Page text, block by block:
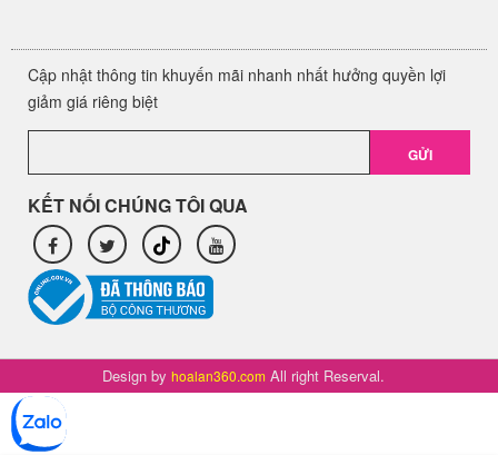
Cập nhật thông tin khuyến mãi nhanh nhất hưởng quyền lợi
giảm giá riêng biệt
GỬI
KẾT NỐI CHÚNG TÔI QUA
Design by hoalan360.com All right Reserval.